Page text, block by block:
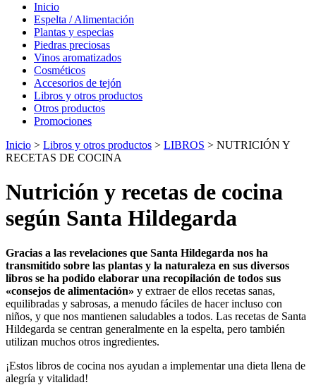
Inicio
Espelta / Alimentación
Plantas y especias
Piedras preciosas
Vinos aromatizados
Cosméticos
Accesorios de tejón
Libros y otros productos
Otros productos
Promociones
Inicio > Libros y otros productos > LIBROS > NUTRICIÓN Y
RECETAS DE COCINA
Nutrición y recetas de cocina
según Santa Hildegarda
Gracias a las revelaciones que Santa Hildegarda nos ha
transmitido sobre las plantas y la naturaleza en sus diversos
libros se ha podido elaborar una recopilación de todos sus
«consejos de alimentación» y extraer de ellos recetas sanas,
equilibradas y sabrosas, a menudo fáciles de hacer incluso con
niños, y que nos mantienen saludables a todos. Las recetas de Santa
Hildegarda se centran generalmente en la espelta, pero también
utilizan muchos otros ingredientes.
¡Estos libros de cocina nos ayudan a implementar una dieta llena de
alegría y vitalidad!